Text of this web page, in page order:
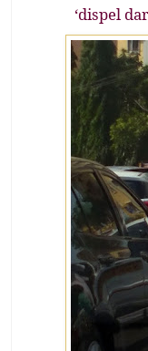
‘dispel